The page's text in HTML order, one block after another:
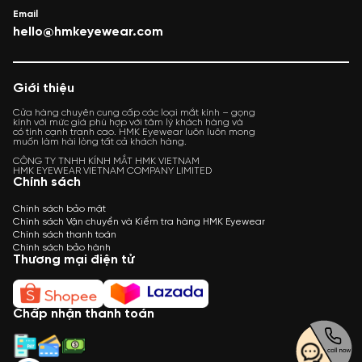
Email
hello@hmkeyewear.com
Giới thiệu
Cửa hàng chuyên cung cấp các loại mắt kính – gọng
kính với mức giá phù hợp với tâm lý khách hàng và
có tính cạnh tranh cao. HMK Eyewear luôn luôn mong
muốn làm hài lòng tất cả khách hàng.
CÔNG TY TNHH KÍNH MẮT HMK VIETNAM
HMK EYEWEAR VIETNAM COMPANY LIMITED
Chính sách
Chính sách bảo mật
Chính sách Vận chuyển và Kiểm tra hàng HMK Eyewear
Chính sách thanh toán
Chính sách bảo hành
Thương mại điện tử
Chấp nhận thanh toán